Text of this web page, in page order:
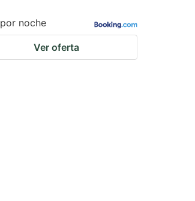
por noche
Ver oferta